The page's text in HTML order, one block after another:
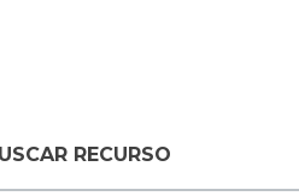
RECURSO